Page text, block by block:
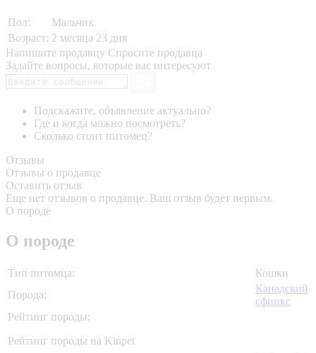
Пол:
Мальчик
Возраст: 2 месяца 23 дня
Напишите продавцу Спросите продавца
Задайте вопросы, которые вас интересуют
Подскажите, объявление актуально?
Где и когда можно посмотреть?
Сколько стоит питомец?
Отзывы
Отзывы о продавце
Оставить отзыв
Еще нет отзывов о продавце. Ваш отзыв будет первым.
О породе
О породе
Тип питомца:
Кошки
Порода:
Канадский
сфинкс
Рейтинг породы:
Рейтинг породы на Kinpet